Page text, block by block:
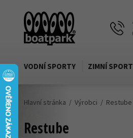
VODNÍ SPORTY ZIMNÍ
Hlavní stránka Výrobci Restube
Restube